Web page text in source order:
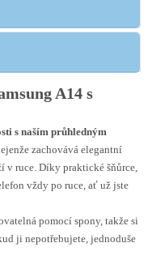
A14 s
s naším průhledným
zachovává elegantní
v ruce. Díky praktické šňůrce,
vždy po ruce, ať už jste
pomocí spony, takže si
ji nepotřebujete, jednoduše